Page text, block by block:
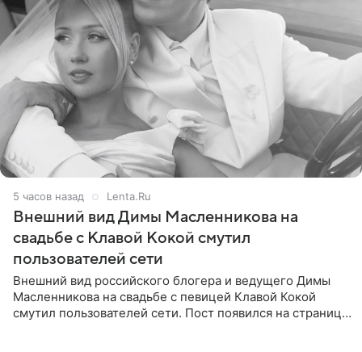
5 часов назад Lenta.Ru
Внешний вид Димы Масленникова на
свадьбе с Клавой Кокой смутил
пользователей сети
Внешний вид российского блогера и ведущего Димы
Масленникова на свадьбе с певицей Клавой Кокой
смутил пользователей сети. Пост появился на странице